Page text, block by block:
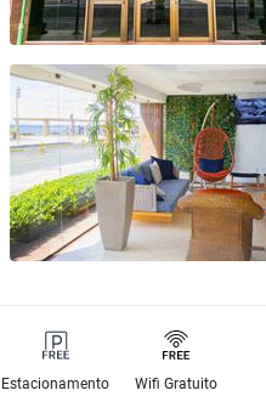
Estacionamento
Wifi Gratuito